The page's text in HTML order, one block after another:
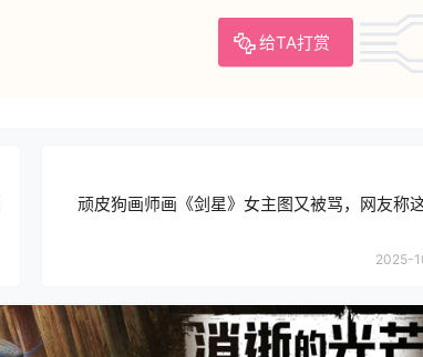
给TA打赏
顽皮狗画师画《剑星》女主图又被骂，网友称
2025-